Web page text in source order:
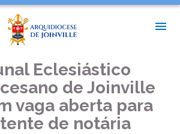
INTERDIOCESANO DE JOINVILLE
PARA ASSISTENTE DE NOTÁRIA
Eclesiástico
de Joinville
vaga aberta para
de notária